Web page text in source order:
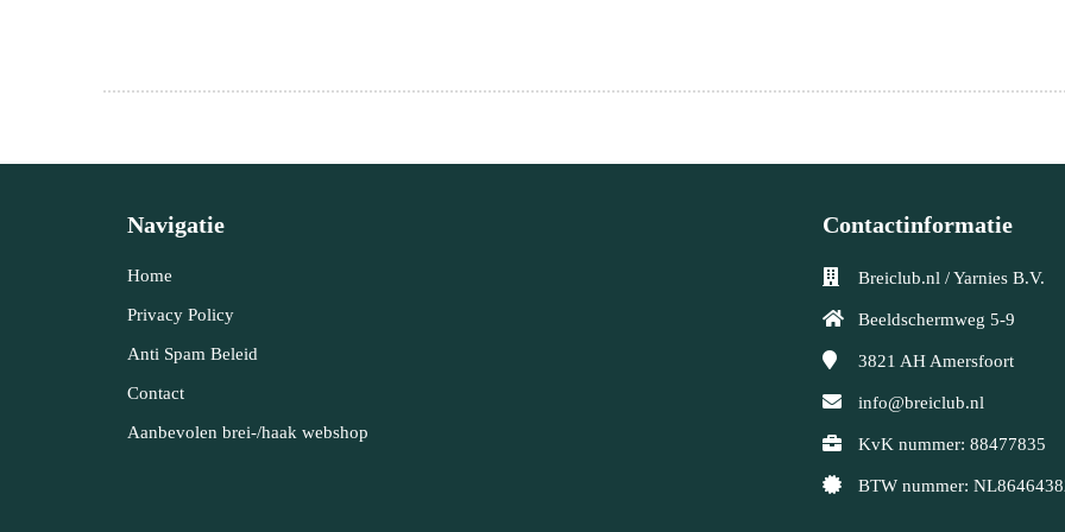
Navigatie
Home
Privacy Policy
Anti Spam Beleid
Contact
Aanbevolen brei-/haak webshop
Contactinformatie
Breiclub.nl / Yarnies B.V.
Beeldschermweg 5-9
3821 AH Amersfoort
info@breiclub.nl
KvK nummer: 88477835
BTW nummer: